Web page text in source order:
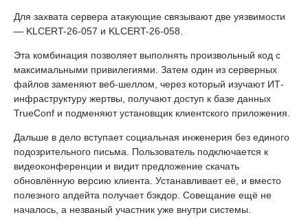
Для захвата сервера атакующие связывают две уязвимости
— KLCERT-26-057 и KLCERT-26-058.
Эта комбинация позволяет выполнять произвольный код с
максимальными привилегиями. Затем один из серверных
файлов заменяют веб-шеллом, через который изучают ИТ-
инфраструктуру жертвы, получают доступ к базе данных
TrueConf и подменяют установщик клиентского приложения.
Дальше в дело вступает социальная инженерия без единого
подозрительного письма. Пользователь подключается к
видеоконференции и видит предложение скачать
обновлённую версию клиента. Устанавливает её, и вместо
полезного апдейта получает бэкдор. Совещание ещё не
началось, а незваный участник уже внутри системы.